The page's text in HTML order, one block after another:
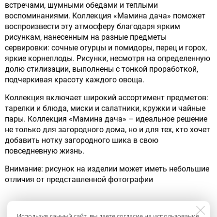
встречами, шумными обедами и теплыми
воспоминаниями. Коллекция «Мамина дача» поможет
воспроизвести эту атмосферу благодаря ярким
рисункам, нанесенным на разные предметы
сервировки: сочные огурцы и помидоры, перец и горох,
яркие корнеплоды. Рисунки, несмотря на определенную
долю стилизации, выполнены с тонкой проработкой,
подчеркивая красоту каждого овоща.
Коллекция включает широкий ассортимент предметов:
тарелки и блюда, миски и салатники, кружки и чайные
пары. Коллекция «Мамина дача» – идеальное решение
не только для загородного дома, но и для тех, кто хочет
добавить нотку загородного шика в свою
повседневную жизнь.
Внимание: рисунок на изделии может иметь небольшие
отличия от представленной фотографии